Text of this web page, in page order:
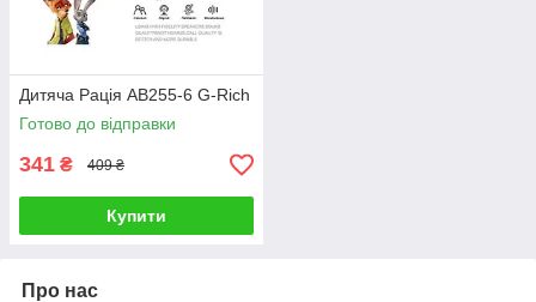
Дитяча Рація AB255-6 G-Rich
Готово до відправки
341 ₴ 409 ₴
Купити
Про нас